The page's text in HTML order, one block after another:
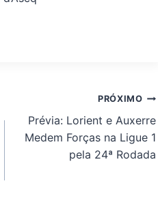
PRÓXIMO
Prévia: Lorient e Auxerre
Medem Forças na Ligue 1
pela 24ª Rodada